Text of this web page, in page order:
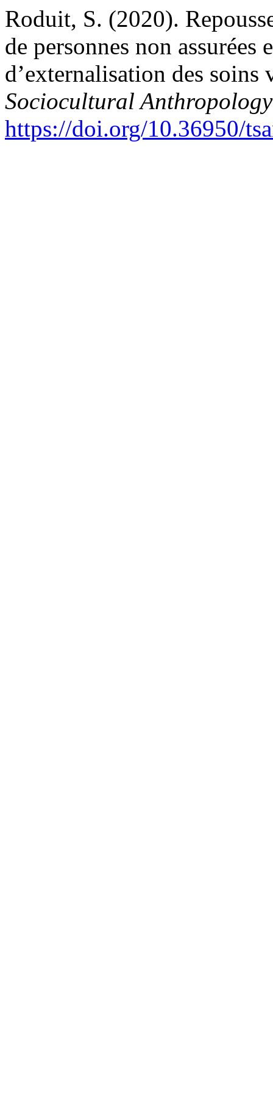
Roduit, S. (2020).
de personnes non assurées
d’externalisation des soins
Sociocultural Anthropology
https://doi.org/10.36950/